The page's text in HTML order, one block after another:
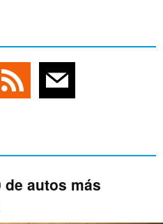
de autos más